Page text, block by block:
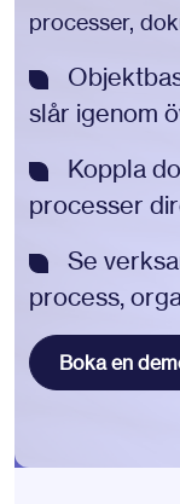
processer,
slår igenom
Koppla
processer
Se
process,
Boka en